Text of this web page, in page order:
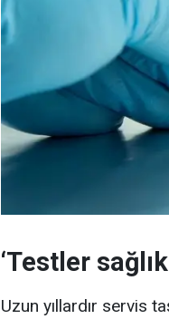
‘Testler
Uzun yıllardır servis